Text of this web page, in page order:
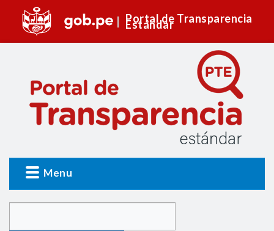
Portal de Transparencia
Estándar
Menu